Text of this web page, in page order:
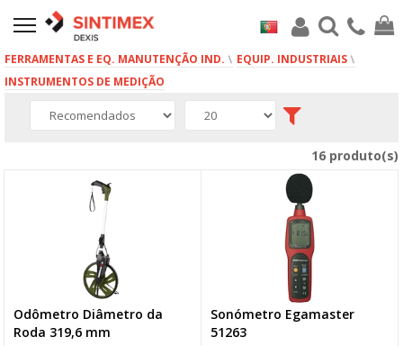
FERRAMENTAS E EQ. MANUTENÇÃO IND.
EQUIP. INDUSTRIAIS
INSTRUMENTOS DE MEDIÇÃO
16 produto(s)
Odômetro Diâmetro da
Roda 319,6 mm
Sonómetro Egamaster
51263